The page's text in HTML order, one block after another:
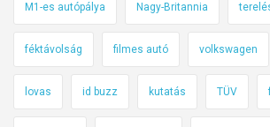
M1-es autópálya Nagy-Britannia
féktávolság filmes autó volkswagen
lovas id buzz kutatás TÜV